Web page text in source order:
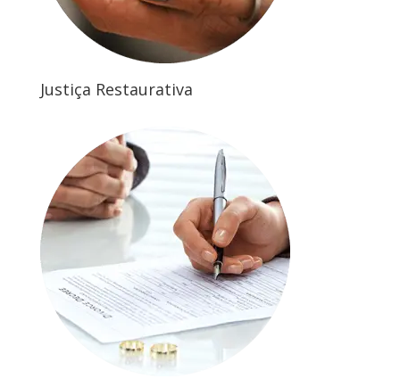
Justiça Restaurativa